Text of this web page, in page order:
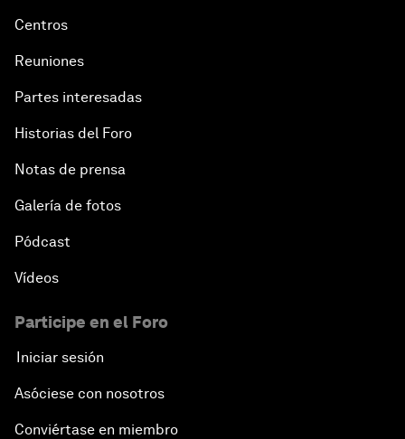
Centros
Reuniones
Partes interesadas
Historias del Foro
Notas de prensa
Galería de fotos
Pódcast
Vídeos
Participe en el Foro
Iniciar sesión
Asóciese con nosotros
Conviértase en miembro